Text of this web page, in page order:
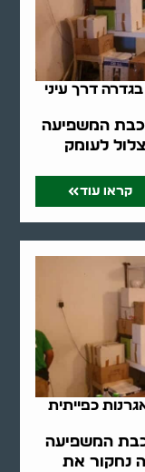
דרך עיני
המשפיעה
לעומק
קראו עוד
כפייתית
המשפיעה
נחקור את